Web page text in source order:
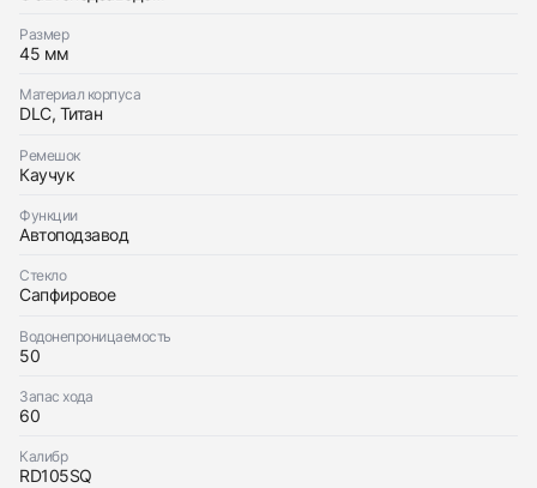
438
285
145
142
205
204
195
150
6
Размер
45 мм
Материал корпуса
DLC, Титан
Ремешок
Каучук
Функции
Автоподзавод
Стекло
Сапфировое
Водонепроницаемость
50
Запас хода
60
Калибр
RD105SQ
Купить эти часы
с вами
Оставьте ваши контактные данные и мы свяжемся